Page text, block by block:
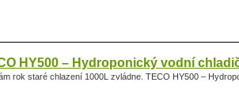
HY500 – Hydroponický vodní
rok staré chlazení 1000L zvládne. TECO HY500 –